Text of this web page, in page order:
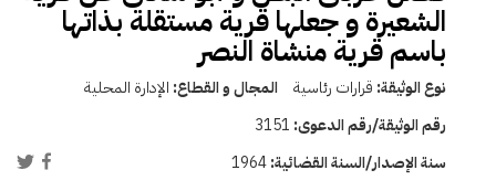
الشعيرة و جعلها قرية مستقلة بذاتها
باسم قرية منشاة النصر
نوع الوثيقة: قرارات رئاسية المجال و القطاع: الإدارة المحلية
رقم الوثيقة/رقم الدعوى: 3151
سنة الإصدار/السنة القضائية:1964